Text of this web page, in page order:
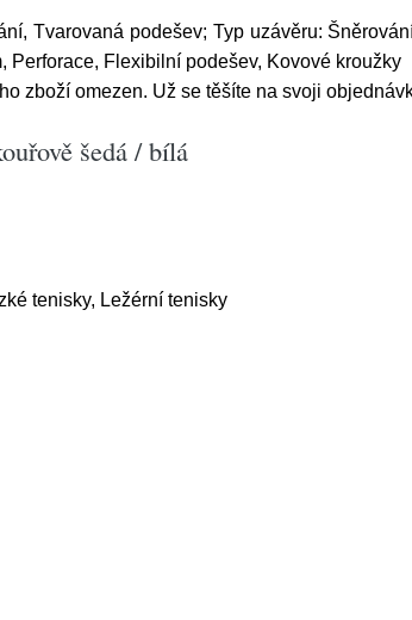
Tvarovaná podešev; Typ uzávěru:
Perforace, Flexibilní podešev, Kovové kroužky
zboží omezen. Už se těšíte na svoji
šedá / bílá
tenisky, Ležérní tenisky